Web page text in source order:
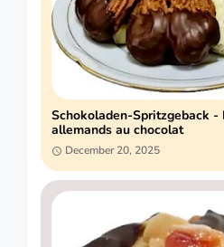
Schokoladen-Spritzgeback -
allemands au chocolat
December 20, 2025